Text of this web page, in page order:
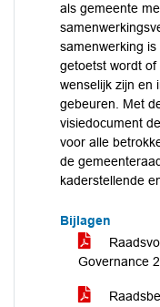
als gemeente
samenwerking
getoetst wordt
wenselijk zijn en
gebeuren. Met
visiedocument
voor alle
de
kaderstellende
Bijlagen
Governance